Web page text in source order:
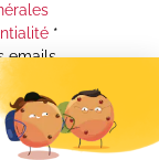
*
emails
les
de la
vous